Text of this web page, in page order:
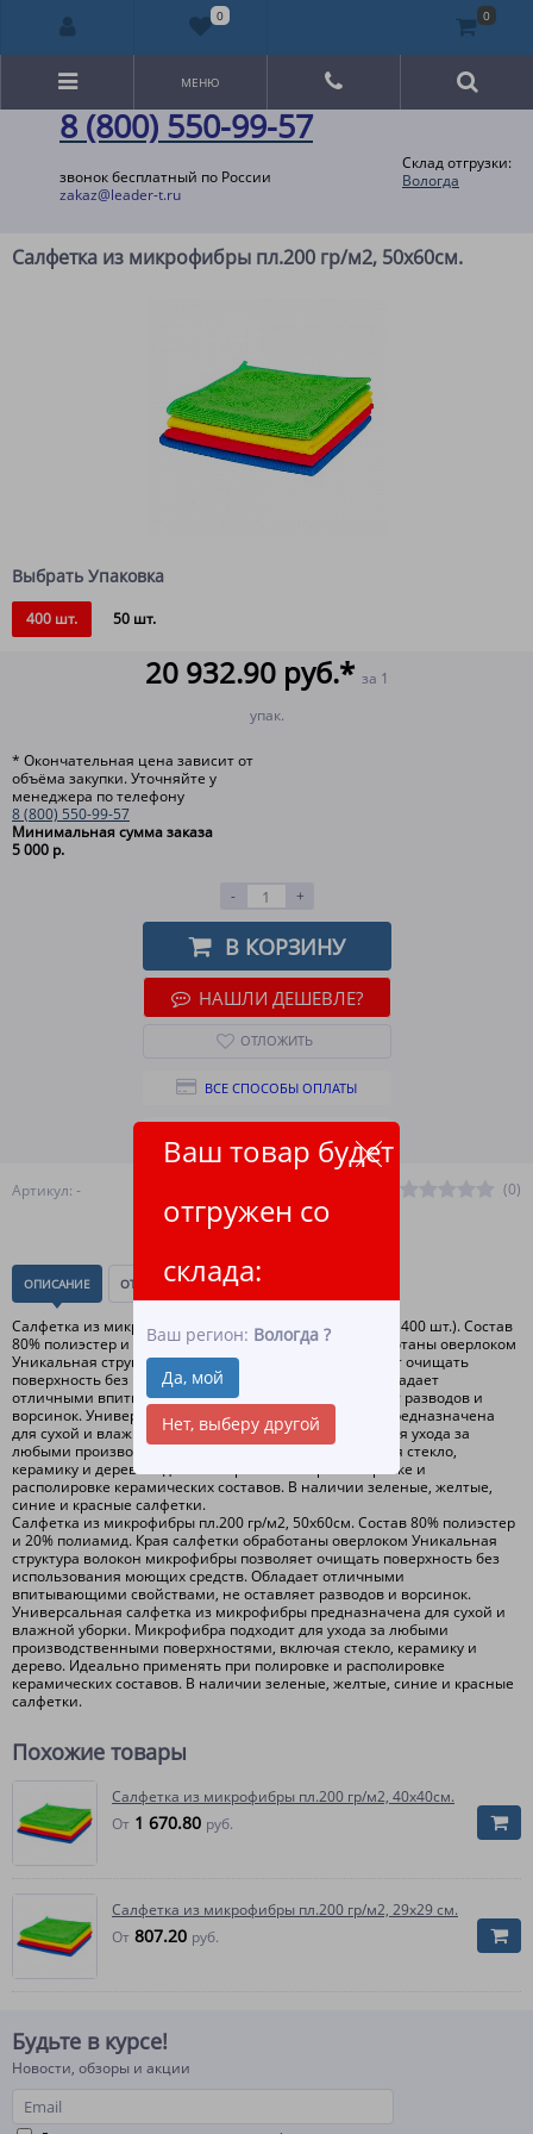
8 (800) 550-99-57
звонок бесплатный по России
zakaz@leader-t.ru
Склад отгрузки:
Вологда
Ваш товар будет
отгружен со
склада:
Ваш регион: Вологда ?
Да, мой
Нет, выберу другой
МЕНЮ
Салфетка из микрофибры пл.200 гр/м2, 50х60см.
Артикул: - (0)
Выбрать Упаковка
400 шт. 50 шт.
20 932.90 руб.* за 1
упак.
* Окончательная цена зависит от
объёма закупки. Уточняйте у
менеджера по телефону
8 (800) 550-99-57
Минимальная сумма заказа
5 000 р.
- +
В КОРЗИНУ
НАШЛИ ДЕШЕВЛЕ?
ОТЛОЖИТЬ
ВСЕ СПОСОБЫ ОПЛАТЫ
ОПИСАНИЕ ОТЗЫВЫ(0)
Салфетка из микрофибры пл.200 гр/м2, 50х60см. (упак. 400 шт.). Состав
80% полиэстер и 20% полиамид. Края салфетки обработаны оверлоком
Уникальная структура волокон микрофибры позволяет очищать
поверхность без использования моющих средств. Обладает
отличными впитывающими свойствами, не оставляет разводов и
ворсинок. Универсальная салфетка из микрофибры предназначена
для сухой и влажной уборки. Микрофибра подходит для ухода за
любыми производственными поверхностями, включая стекло,
керамику и дерево. Идеально применять при полировке и
располировке керамических составов. В наличии зеленые, желтые,
синие и красные салфетки.
Салфетка из микрофибры пл.200 гр/м2, 50х60см. Состав 80% полиэстер
и 20% полиамид. Края салфетки обработаны оверлоком Уникальная
структура волокон микрофибры позволяет очищать поверхность без
использования моющих средств. Обладает отличными
впитывающими свойствами, не оставляет разводов и ворсинок.
Универсальная салфетка из микрофибры предназначена для сухой и
влажной уборки. Микрофибра подходит для ухода за любыми
производственными поверхностями, включая стекло, керамику и
дерево. Идеально применять при полировке и располировке
керамических составов. В наличии зеленые, желтые, синие и красные
салфетки.
Похожие товары
Салфетка из микрофибры пл.200 гр/м2, 40х40см.
От 1 670.80 руб.
Салфетка из микрофибры пл.200 гр/м2, 29х29 см.
От 807.20 руб.
Будьте в курсе!
Новости, обзоры и акции
0 0